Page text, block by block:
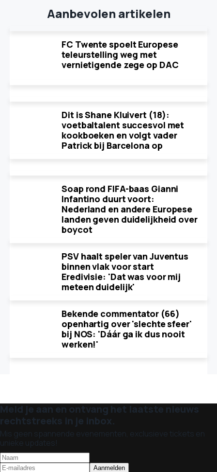
Aanbevolen artikelen
FC Twente spoelt Europese
teleurstelling weg met
vernietigende zege op DAC
Dit is Shane Kluivert (18):
voetbaltalent succesvol met
kookboeken en volgt vader
Patrick bij Barcelona op
Soap rond FIFA-baas Gianni
Infantino duurt voort:
Nederland en andere Europese
landen geven duidelijkheid over
boycot
PSV haalt speler van Juventus
binnen vlak voor start
Eredivisie: 'Dat was voor mij
meteen duidelijk'
Bekende commentator (66)
openhartig over 'slechte sfeer'
bij NOS: 'Dáár ga ik dus nooit
werken!'
Meld je aan en ontvang het laatste nieuws
rechtstreeks in je inbox.
Mis geen spannende evenementen, exclusieve tickets en
unieke updates!